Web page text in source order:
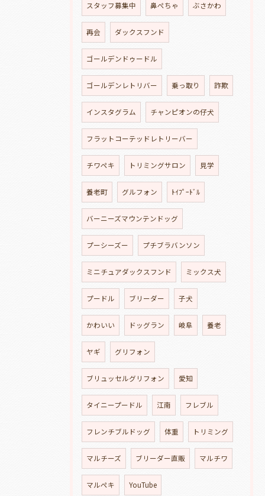
スタッフ募集中 鼻ぺちゃ ぶさかわ
再会 ダックスフンド
ゴールデンドゥードル
ゴールデンレトリバー 乗っ取り 詐欺
インスタグラム チャンピオンの仔犬
フラットコーテッドレトリーバー
チワペキ トリミングサロン 見学
養老町 グルフォン ﾄｲﾌﾟｰﾄﾞﾙ
バーニーズマウンテンドッグ
プーシーズー プチブラバンソン
ミニチュアダックスフンド ミックス犬
プードル ブリーダー 子犬
かわいい ドッグラン 岐阜 養老
ヤギ グリフォン
ブリュッセルグリフォン 愛知
タイニープードル 江南 フレブル
フレンチブルドッグ 体重 トリミング
マルチーズ ブリーダー直販 マルチワ
マルペキ YouTube